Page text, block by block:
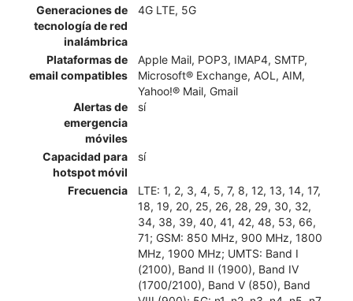
Generaciones de
tecnología de red
inalámbrica
4G LTE, 5G
Plataformas de
email compatibles
Apple Mail, POP3, IMAP4, SMTP,
Microsoft® Exchange, AOL, AIM,
Yahoo!® Mail, Gmail
Alertas de
emergencia
móviles
sí
Capacidad para
hotspot móvil
sí
Frecuencia
LTE: 1, 2, 3, 4, 5, 7, 8, 12, 13, 14, 17,
18, 19, 20, 25, 26, 28, 29, 30, 32,
34, 38, 39, 40, 41, 42, 48, 53, 66,
71; GSM: 850 MHz, 900 MHz, 1800
MHz, 1900 MHz; UMTS: Band I
(2100), Band II (1900), Band IV
(1700/2100), Band V (850), Band